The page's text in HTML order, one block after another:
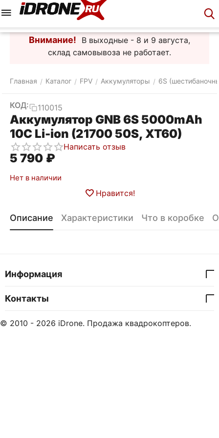
Внимание!
В выходные - 8 и 9 августа,
склад самовывоза не работает.
Главная / Каталог / FPV / Аккумуляторы / 6S
КОД: 110015
Аккумулятор GNB 6S 5000mAh
10C Li-ion (21700 50S, XT60)
Написать отзыв
5 790 ₽
Нет в наличии
Нравится!
Описание Характеристики Что в коробке
Информация
Контакты
© 2010 - 2026 iDrone. Продажа квадрокоптеров.
Корзина